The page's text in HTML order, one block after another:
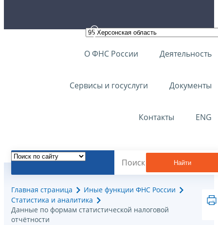
О ФНС России Деятельность
Сервисы и госуслуги Документы
Контакты ENG
Найти
Главная страница
Иные функции ФНС России
Статистика и аналитика
Данные по формам статистической налоговой
отчётности